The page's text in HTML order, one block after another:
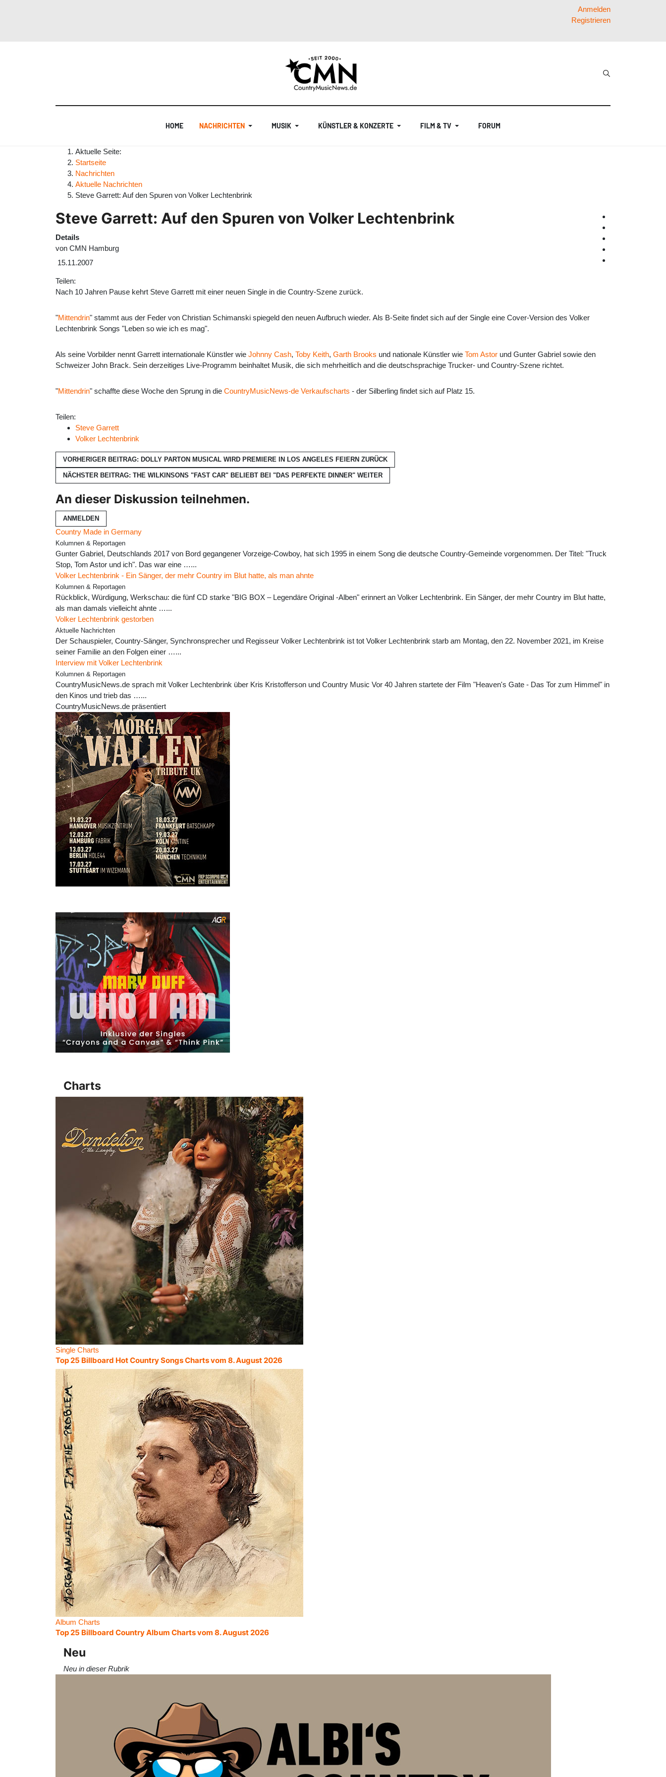
Anmelden
Registrieren
HOME NACHRICHTEN MUSIK KÜNSTLER & KONZERTE FILM & TV FORUM
Aktuelle Seite:
Startseite
Nachrichten
Aktuelle Nachrichten
Steve Garrett: Auf den Spuren von Volker Lechtenbrink
Steve Garrett: Auf den Spuren von Volker Lechtenbrink
Details
von CMN Hamburg
15.11.2007
Teilen:
Nach 10 Jahren Pause kehrt Steve Garrett mit einer neuen Single in die Country-Szene zurück.
"Mittendrin" stammt aus der Feder von Christian Schimanski spiegeld den neuen Aufbruch wieder. Als B-Seite findet sich auf der Single eine Cover-Version des Volker
Lechtenbrink Songs "Leben so wie ich es mag".
Als seine Vorbilder nennt Garrett internationale Künstler wie Johnny Cash, Toby Keith, Garth Brooks und nationale Künstler wie Tom Astor und Gunter Gabriel sowie den
Schweizer John Brack. Sein derzeitiges Live-Programm beinhaltet Musik, die sich mehrheitlich and die deutschsprachige Trucker- und Country-Szene richtet.
"Mittendrin" schaffte diese Woche den Sprung in die CountryMusicNews-de Verkaufscharts - der Silberling findet sich auf Platz 15.
Teilen:
Steve Garrett
Volker Lechtenbrink
VORHERIGER BEITRAG: DOLLY PARTON MUSICAL WIRD PREMIERE IN LOS ANGELES FEIERN ZURÜCK
NÄCHSTER BEITRAG: THE WILKINSONS "FAST CAR" BELIEBT BEI "DAS PERFEKTE DINNER" WEITER
An dieser Diskussion teilnehmen.
ANMELDEN
Country Made in Germany
Kolumnen & Reportagen
Gunter Gabriel, Deutschlands 2017 von Bord gegangener Vorzeige-Cowboy, hat sich 1995 in einem Song die deutsche Country-Gemeinde vorgenommen. Der Titel: "Truck
Stop, Tom Astor und ich". Das war eine …...
Volker Lechtenbrink - Ein Sänger, der mehr Country im Blut hatte, als man ahnte
Kolumnen & Reportagen
Rückblick, Würdigung, Werkschau: die fünf CD starke "BIG BOX – Legendäre Original -Alben" erinnert an Volker Lechtenbrink. Ein Sänger, der mehr Country im Blut hatte,
als man damals vielleicht ahnte …...
Volker Lechtenbrink gestorben
Aktuelle Nachrichten
Der Schauspieler, Country-Sänger, Synchronsprecher und Regisseur Volker Lechtenbrink ist tot Volker Lechtenbrink starb am Montag, den 22. November 2021, im Kreise
seiner Familie an den Folgen einer …...
Interview mit Volker Lechtenbrink
Kolumnen & Reportagen
CountryMusicNews.de sprach mit Volker Lechtenbrink über Kris Kristofferson und Country Music Vor 40 Jahren startete der Film "Heaven's Gate - Das Tor zum Himmel" in
den Kinos und trieb das …...
CountryMusicNews.de präsentiert
Charts
Single Charts
Top 25 Billboard Hot Country Songs Charts vom 8. August 2026
Album Charts
Top 25 Billboard Country Album Charts vom 8. August 2026
Neu
Neu in dieser Rubrik